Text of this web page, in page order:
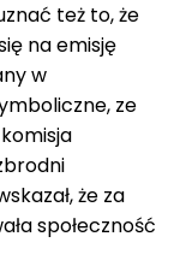
też to, że
na emisję
w
ze
że za
społeczność